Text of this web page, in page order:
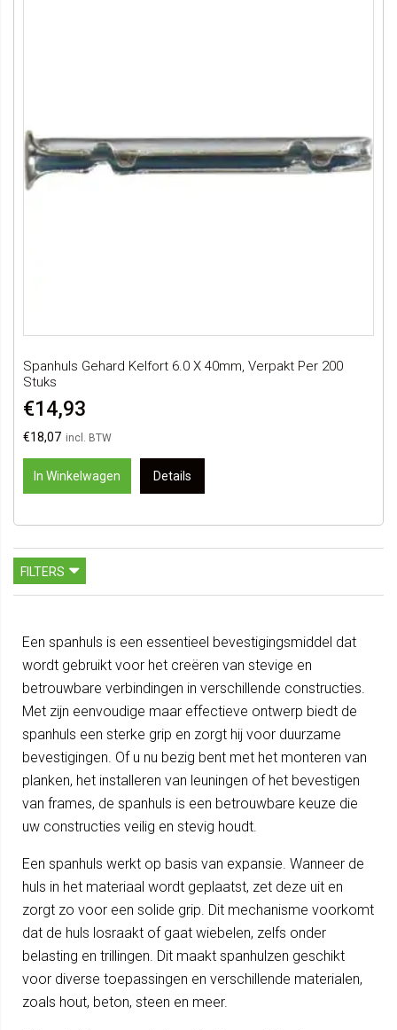
Spanhuls Gehard Kelfort 6.0 X 40mm, Verpakt Per 200
Stuks
€18,07
€14,93
In Winkelwagen Details
FILTERS
Een spanhuls is een essentieel bevestigingsmiddel dat
wordt gebruikt voor het creëren van stevige en
betrouwbare verbindingen in verschillende constructies.
Met zijn eenvoudige maar effectieve ontwerp biedt de
spanhuls een sterke grip en zorgt hij voor duurzame
bevestigingen. Of u nu bezig bent met het monteren van
planken, het installeren van leuningen of het bevestigen
van frames, de spanhuls is een betrouwbare keuze die
uw constructies veilig en stevig houdt.
Een spanhuls werkt op basis van expansie. Wanneer de
huls in het materiaal wordt geplaatst, zet deze uit en
zorgt zo voor een solide grip. Dit mechanisme voorkomt
dat de huls losraakt of gaat wiebelen, zelfs onder
belasting en trillingen. Dit maakt spanhulzen geschikt
voor diverse toepassingen en verschillende materialen,
zoals hout, beton, steen en meer.